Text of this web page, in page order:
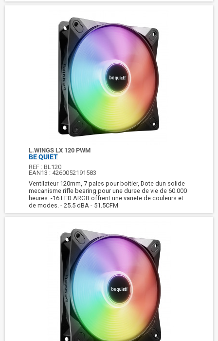
L.WINGS LX 120 PWM
BE QUIET
REF :BL120
EAN13 : 4260052191583
Ventilateur 120mm, 7 pales pour boitier, Dote dun solide
mecanisme rifle bearing pour une duree de vie de 60.000
heures. -16 LED ARGB offrent une variete de couleurs et
de modes. - 25.5 dBA - 51.5CFM